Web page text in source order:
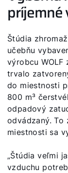
príjemné
Štúdia
učebňu
výrobcu WOLF
trvalo
do miestnosti
800 m³
odpadový
odvádzaný. To
miestnosti sa
„Štúdia veľmi
vzduchu